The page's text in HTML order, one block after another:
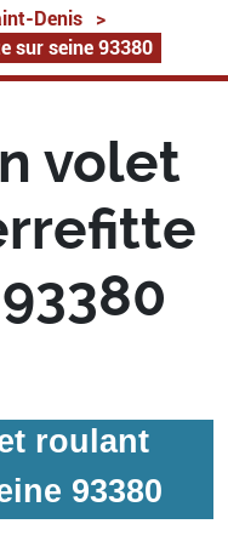
Denis
>
sur seine 93380
volet
roulant
93380